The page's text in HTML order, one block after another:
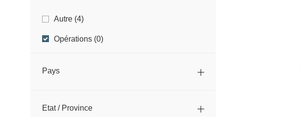
Catégorie
Autre (4)E
P
Opérations (0)
Pays
Etat / Province